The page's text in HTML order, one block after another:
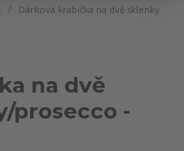
Dárková krabička na dvě sklenky
na dvě
prosecco -